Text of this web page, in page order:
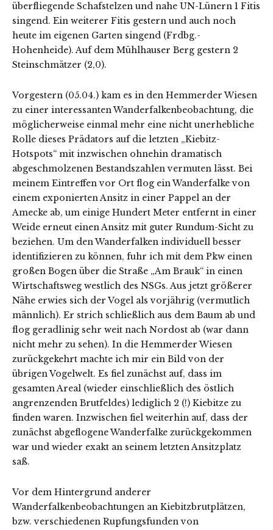
überfliegende Schafstelzen und nahe UN-Lünern 1 Fitis
singend. Ein weiterer Fitis gestern und auch noch
heute im eigenen Garten singend (Frdbg.-
Hohenheide). Auf dem Mühlhauser Berg gestern 2
Steinschmätzer (2,0).
Vorgestern (05.04.) kam es in den Hemmerder Wiesen
zu einer interessanten Wanderfalkenbeobachtung, die
möglicherweise einmal mehr eine nicht unerhebliche
Rolle dieses Prädators auf die letzten „Kiebitz-
Hotspots“ mit inzwischen ohnehin dramatisch
abgeschmolzenen Bestandszahlen vermuten lässt. Bei
meinem Eintreffen vor Ort flog ein Wanderfalke von
einem exponierten Ansitz in einer Pappel an der
Amecke ab, um einige Hundert Meter entfernt in einer
Weide erneut einen Ansitz mit guter Rundum-Sicht zu
beziehen. Um den Wanderfalken individuell besser
identifizieren zu können, fuhr ich mit dem Pkw einen
großen Bogen über die Straße „Am Brauk“ in einen
Wirtschaftsweg westlich des NSGs. Aus jetzt größerer
Nähe erwies sich der Vogel als vorjährig (vermutlich
männlich). Er strich schließlich aus dem Baum ab und
flog geradlinig sehr weit nach Nordost ab (war dann
nicht mehr zu sehen). In die Hemmerder Wiesen
zurückgekehrt machte ich mir ein Bild von der
übrigen Vogelwelt. Es fiel zunächst auf, dass im
gesamten Areal (wieder einschließlich des östlich
angrenzenden Brutfeldes) lediglich 2 (!) Kiebitze zu
finden waren. Inzwischen fiel weiterhin auf, dass der
zunächst abgeflogene Wanderfalke zurückgekommen
war und wieder exakt an seinem letzten Ansitzplatz
saß.
Vor dem Hintergrund anderer
Wanderfalkenbeobachtungen an Kiebitzbrutplätzen,
bzw. verschiedenen Rupfungsfunden von